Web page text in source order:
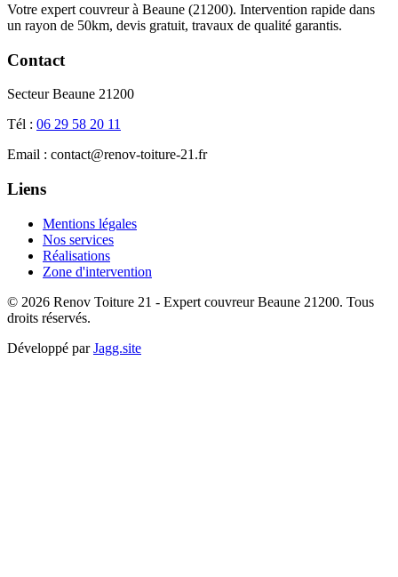
Votre expert couvreur à Beaune (21200). Intervention rapide dans
un rayon de 50km, devis gratuit, travaux de qualité garantis.
Contact
Secteur Beaune 21200
Tél : 06 29 58 20 11
Email : contact@renov-toiture-21.fr
Liens
Mentions légales
Nos services
Réalisations
Zone d'intervention
© 2026 Renov Toiture 21 - Expert couvreur Beaune 21200. Tous
droits réservés.
Développé parJagg.site